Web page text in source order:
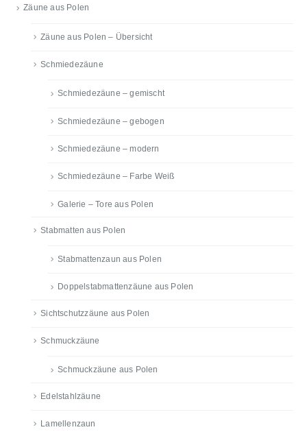
Zäune aus Polen
Zäune aus Polen – Übersicht
Schmiedezäune
Schmiedezäune – gemischt
Schmiedezäune – gebogen
Schmiedezäune – modern
Schmiedezäune – Farbe Weiß
Galerie – Tore aus Polen
Stabmatten aus Polen
Stabmattenzaun aus Polen
Doppelstabmattenzäune aus Polen
Sichtschutzzäune aus Polen
Schmuckzäune
Schmuckzäune aus Polen
Edelstahlzäune
Lamellenzaun